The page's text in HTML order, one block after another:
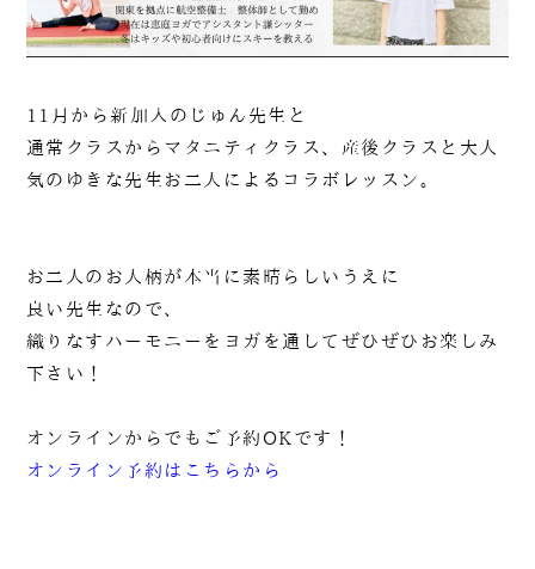
11月から新加入のじゅん先生と
通常クラスからマタニティクラス、産後クラスと大人
気のゆきな先生お二人によるコラボレッスン。
お二人のお人柄が本当に素晴らしいうえに
良い先生なので、
織りなすハーモニーをヨガを通してぜひぜひお楽しみ
下さい！
オンラインからでもご予約OKです！
オンライン予約はこちらから